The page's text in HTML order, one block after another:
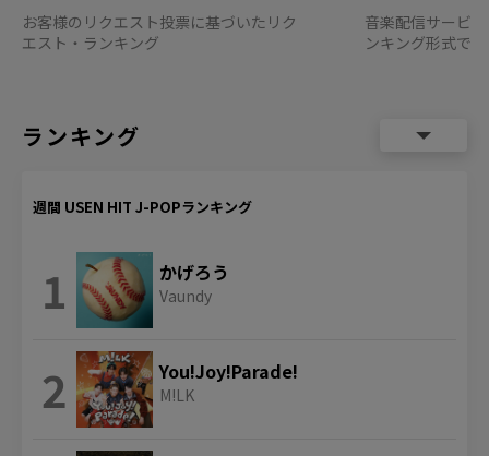
お客様のリクエスト投票に基づいたリク
エスト・ランキング
音楽配信サービ
ンキング形式で
ランキング
週間 USEN HIT J-POPランキング
1 かげろう
Vaundy
2 You!Joy!Parade!
M!LK